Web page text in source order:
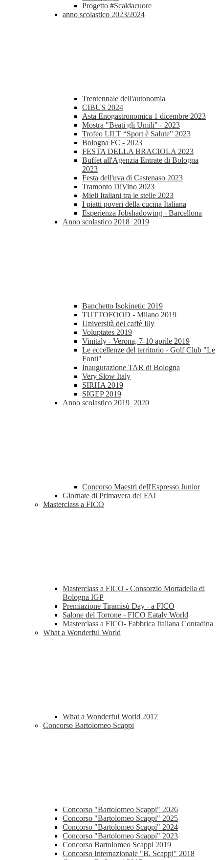
Progetto #Scaldacuore
anno scolastico 2023/2024
Trentennale dell'autonomia
CIBUS 2024
Asta Enogastronomica 1 dicembre 2023
Mostra "Beati gli Umili" - 2023
Trofeo LILT “Sport è Salute” 2023
Bologna FC - 2023
FESTA DELLA BRACIOLA 2023
Buffet all'Agenzia Entrate di Bologna
2023
Festa dell'uva di Castenaso 2023
Tramonto DiVino 2023
Mieli Italiani tra le stelle 2023
I piatti poveri della cucina Italiana
Esperienza Jobshadowing - Barcellona
Anno scolastico 2018_2019
Banchetto Isokinetic 2019
TUTTOFOOD - Milano 2019
Università del caffè Illy
Voluptates 2019
Vinitaly - Verona, 7-10 aprile 2019
Le eccellenze del territorio - Golf Club "Le
Fonti"
Inaugurazione TAR di Bologna
Very Slow Italy
SIRHA 2019
SIGEP 2019
Anno scolastico 2019_2020
Concorso Maestri dell'Espresso Junior
Giornate di Primavera del FAI
Masterclass a FICO
Masterclass a FICO - Consorzio Mortadella di
Bologna IGP
Premiazione Tiramisù Day - a FICO
Salone del Torrone - FICO Eataly World
Masterclass a FICO- Fabbrica Italiana Contadina
What a Wonderful World
What a Wonderful World 2017
Concorso Bartolomeo Scappi
Concorso "Bartolomeo Scappi" 2026
Concorso "Bartolomeo Scappi" 2025
Concorso "Bartolomeo Scappi" 2024
Concorso "Bartolomeo Scappi" 2023
Concorso Bartolomeo Scappi 2019
Concorso Internazionale "B. Scappi" 2018